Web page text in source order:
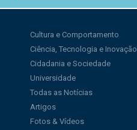
Cultura e Comportamento
Ciência, Tecnologia e Inovação
Cidadania e Sociedade
Universidade
Todas as Notícias
Artigos
Fotos & Vídeos